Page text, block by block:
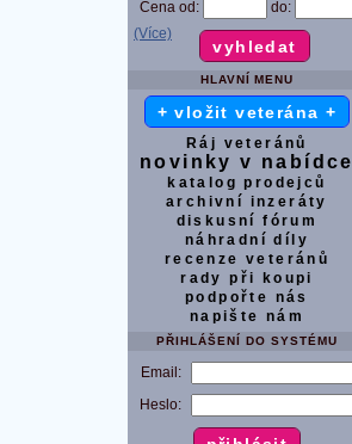
Cena od:
do:
(Více)
HLAVNÍ MENU
+ vložit veterána +
Ráj veteránů
novinky v nabídce
katalog prodejců
archivní inzeráty
diskusní fórum
náhradní díly
recenze veteránů
rady při koupi
podpořte nás
napište nám
PŘIHLÁŠENÍ DO SYSTÉMU
Email:
Heslo: